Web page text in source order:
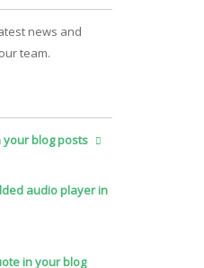
news and
team.
your blog posts
audio player in
in your blog